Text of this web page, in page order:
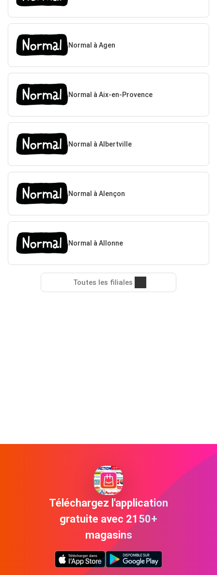
Normal à Agen
Normal à Aix-en-Provence
Normal à Albertville
Normal à Alençon
Normal à Allonne
Toutes les filiales
Téléchargez l'application
gratuite avec 2150+
magasins